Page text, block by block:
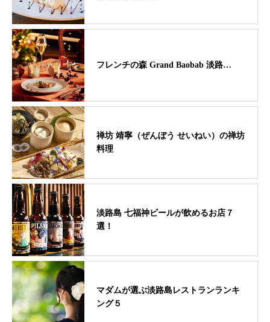
フレンチの森 Grand Baobab 淡路…
禅坊 靖寧（ぜんぼう せいねい）の禅坊
料理
淡路島 七福神ビールが飲めるお店７
選！
マダムが選ぶ淡路島レストランランキ
ング５